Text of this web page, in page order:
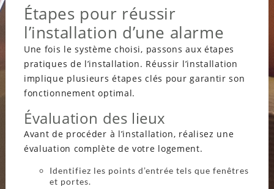
Étapes pour réussir
l’installation d’une alarme
Une fois le système choisi, passons aux étapes
pratiques de l’installation. Réussir l’installation
implique plusieurs étapes clés pour garantir son
fonctionnement optimal.
Évaluation des lieux
Avant de procéder à l’installation, réalisez une
évaluation complète de votre logement.
Identifiez les points d’entrée tels que fenêtres
et portes.